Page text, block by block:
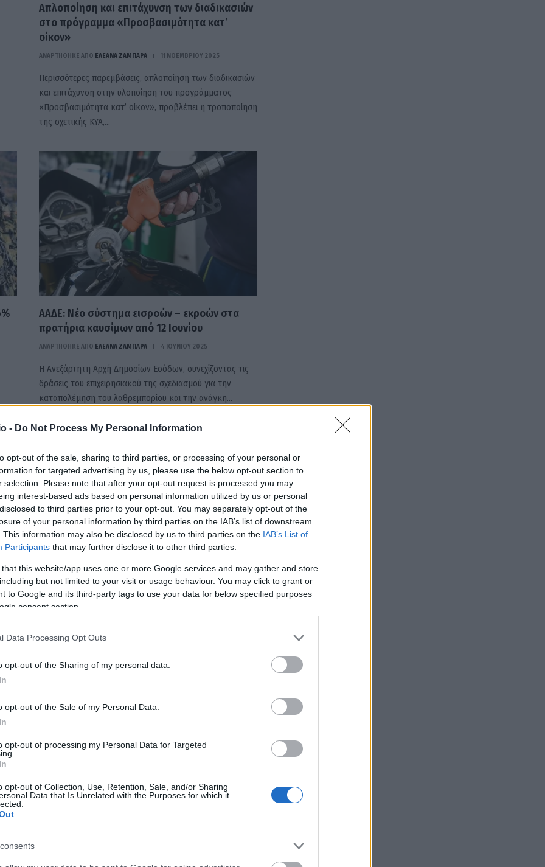
- Do Not Process My Personal Information
opt-out of the sale, sharing to third parties, or processing of your personal or
for targeted advertising by us, please use the below opt-out section to
selection. Please note that after your opt-out request is processed you may
interest-based ads based on personal information utilized by us or personal
to third parties prior to your opt-out. You may separately opt-out of the
of your personal information by third parties on the IAB’s list of downstream
This information may also be disclosed by us to third parties on the IAB’s List of
Participants that may further disclose it to other third parties.
that this website/app uses one or more Google services and may gather and store
but not limited to your visit or usage behaviour. You may click to grant or
to Google and its third-party tags to use your data for below specified purposes
consent section.
Data Processing Opt Outs
opt-out of the Sharing of my personal data.
opt-out of the Sale of my Personal Data.
opt-out of processing my Personal Data for Targeted
opt-out of Collection, Use, Retention, Sale, and/or Sharing
Data that Is Unrelated with the Purposes for which it
Απλοποίηση και επιτάχυνση των διαδικασιών
στο πρόγραμμα «Προσβασιμότητα κατ’
οίκον»
ΑΝΑΡΤΗΘΗΚΕ ΑΠΟ ΕΛΕΑΝΑ ΖΑΜΠΑΡΑ 11 ΝΟΕΜΒΡΊΟΥ 2025
Περισσότερες παρεμβάσεις, απλοποίηση των διαδικασιών
και επιτάχυνση στην υλοποίηση του προγράμματος
«Προσβασιμότητα κατ’ οίκον», προβλέπει η τροποποίηση
της σχετικής ΚΥΑ,…
ΑΑΔΕ: Νέο σύστημα εισροών – εκροών στα
πρατήρια καυσίμων από 12 Ιουνίου
ΑΝΑΡΤΗΘΗΚΕ ΑΠΟ ΕΛΕΑΝΑ ΖΑΜΠΑΡΑ 4 ΙΟΥΝΊΟΥ 2025
Η Ανεξάρτητη Αρχή Δημοσίων Εσόδων, συνεχίζοντας τις
δράσεις του επιχειρησιακού της σχεδιασμού για την
καταπολέμηση του λαθρεμπορίου και την ανάγκη…
Υπογράφηκε η ΚΥΑ για τα απογευματινά
χειρουργεία – Αναλυτικά οι έξι κατηγορίες
επεμβάσεων και το κόστος
ΑΝΑΡΤΗΘΗΚΕ ΑΠΟ GEORGIOSXT@GMAIL.COM
Η Κοινή Υπουργική Απόφαση για τη λειτουργία των
…